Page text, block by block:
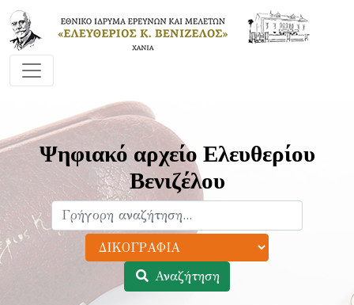
Ψηφιακό αρχείο Ελευθερίου
Βενιζέλου
Αναζήτηση